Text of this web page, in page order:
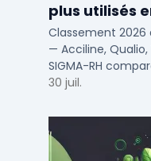
plus utilisés
Classement 2026
— Acciline,
SIGMA-RH
déploiement SaaS
30 juil.